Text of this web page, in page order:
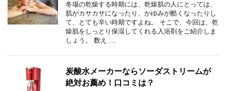
冬場の乾燥する時期には、乾燥肌の人にとっては、
肌がカサカサになったり、かゆみが酷くなったりし
て、とても辛い時期ですよね。 そこで、今回は、乾
燥肌をしっとり保湿してくれる入浴剤をご紹介しま
しょう。 数え …
炭酸水メーカーならソーダストリームが
絶対お薦め！口コミは？